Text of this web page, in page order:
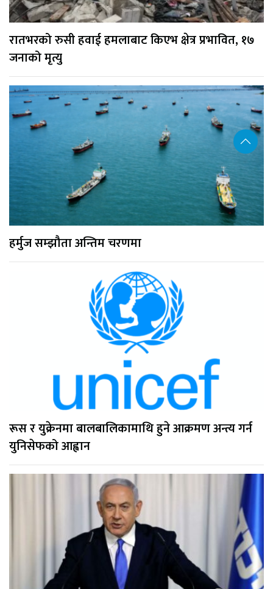
रातभरको रुसी हवाई हमलाबाट किएभ क्षेत्र प्रभावित, १७
जनाको मृत्यु
हर्मुज सम्झौता अन्तिम चरणमा
रूस र युक्रेनमा बालबालिकामाथि हुने आक्रमण अन्त्य गर्न
युनिसेफको आह्वान